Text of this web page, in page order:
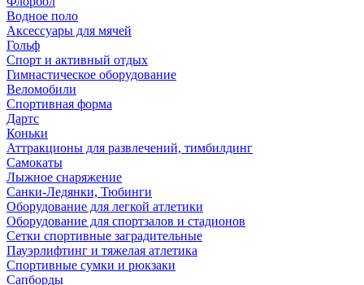
Водное поло
Аксессуары для мячей
Гольф
Спорт и активный отдых
Гимнастическое оборудование
Веломобили
Спортивная форма
Дартс
Коньки
Аттракционы для развлечений, тимбилдинг
Самокаты
Лыжное снаряжение
Санки-Ледянки, Тюбинги
Оборудование для легкой атлетики
Оборудование для спортзалов и стадионов
Сетки спортивные заградительные
Пауэрлифтинг и тяжелая атлетика
Спортивные сумки и рюкзаки
Сапборды